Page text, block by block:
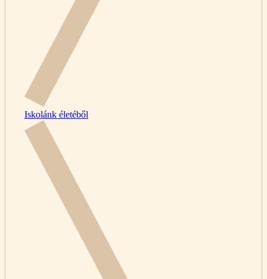
Iskolánk életéből